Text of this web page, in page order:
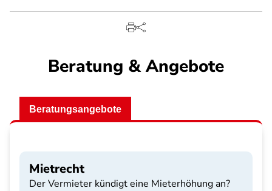
Beratung & Angebote
Beratungsangebote
Mietrecht
Der Vermieter kündigt eine Mieterhöhung an?